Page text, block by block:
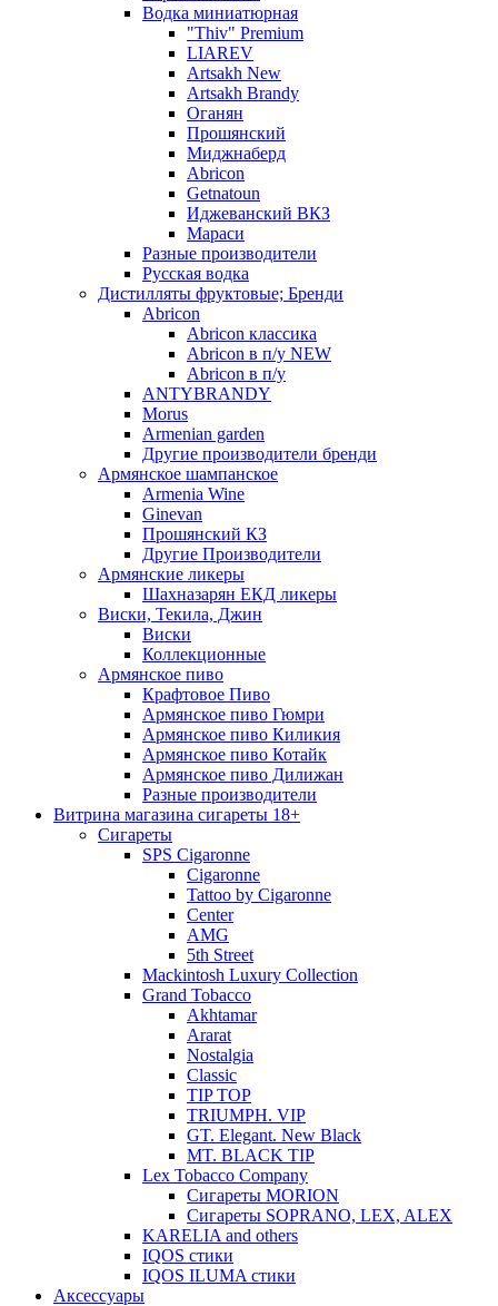
Водка миниатюрная
"Thiv" Premium
LIAREV
Artsakh New
Artsakh Brandy
Оганян
Прошянский
Миджнаберд
Abricon
Getnatoun
Иджеванский ВКЗ
Мараси
Разные производители
Русская водка
Дистилляты фруктовые; Бренди
Abricon
Abricon классика
Abricon в п/у NEW
Abricon в п/у
ANTYBRANDY
Morus
Armenian garden
Другие производители бренди
Армянское шампанское
Armenia Wine
Ginevan
Прошянский КЗ
Другие Производители
Армянские ликеры
Шахназарян ЕКД ликеры
Виски, Текила, Джин
Виски
Коллекционные
Армянское пиво
Крафтовое Пиво
Армянское пиво Гюмри
Армянское пиво Киликия
Армянское пиво Котайк
Армянское пиво Дилижан
Разные производители
Витрина магазина сигареты 18+
Cигареты
SPS Cigaronne
Сigaronne
Tattoo by Cigaronne
Center
AMG
5th Street
Mackintosh Luxury Collection
Grand Tobacco
Akhtamar
Ararat
Nostalgia
Classic
TIP TOP
TRIUMPH. VIP
GT. Elegant. New Black
MT. BLACK TIP
Lex Tobacco Company
Сигареты MORION
Сигареты SOPRANO, LEX, ALEX
KARELIA and others
IQOS стики
IQOS ILUMA стики
Аксессуары